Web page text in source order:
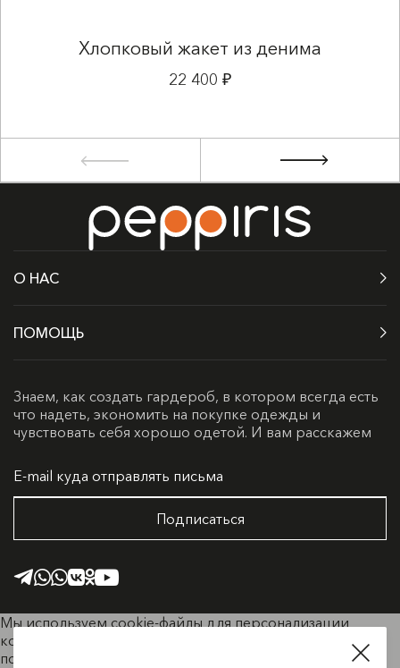
Хлопковый жакет из денима
22 400 ₽
О НАС
ПОМОЩЬ
Знаем, как создать гардероб, в котором всегда есть
что надеть, экономить на покупке одежды и
чувствовать себя хорошо одетой. И вам расскажем
Подписаться
Мы используем cookie-файлы для персонализации
контента и удобства пользователей. Продолжая
пользоваться сайтом, вы соглашаетесь с
Политикой